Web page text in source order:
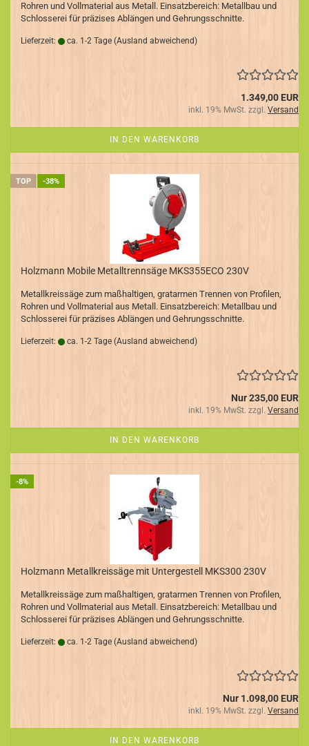
Rohren und Vollmaterial aus Metall. Einsatzbereich: Metallbau und
Schlosserei für präzises Ablängen und Gehrungsschnitte.
Lieferzeit: ca. 1-2 Tage (Ausland abweichend)
1.349,00 EUR
inkl. 19% MwSt. zzgl. Versand
IN DEN WARENKORB
TOP -38%
Holzmann Mobile Metalltrennsäge MKS355ECO 230V
Metallkreissäge zum maßhaltigen, gratarmen Trennen von Profilen,
Rohren und Vollmaterial aus Metall. Einsatzbereich: Metallbau und
Schlosserei für präzises Ablängen und Gehrungsschnitte.
Lieferzeit: ca. 1-2 Tage (Ausland abweichend)
Nur 235,00 EUR
inkl. 19% MwSt. zzgl. Versand
IN DEN WARENKORB
-8%
Holzmann Metallkreissäge mit Untergestell MKS300 230V
Metallkreissäge zum maßhaltigen, gratarmen Trennen von Profilen,
Rohren und Vollmaterial aus Metall. Einsatzbereich: Metallbau und
Schlosserei für präzises Ablängen und Gehrungsschnitte.
Lieferzeit: ca. 1-2 Tage (Ausland abweichend)
Nur 1.098,00 EUR
inkl. 19% MwSt. zzgl. Versand
IN DEN WARENKORB